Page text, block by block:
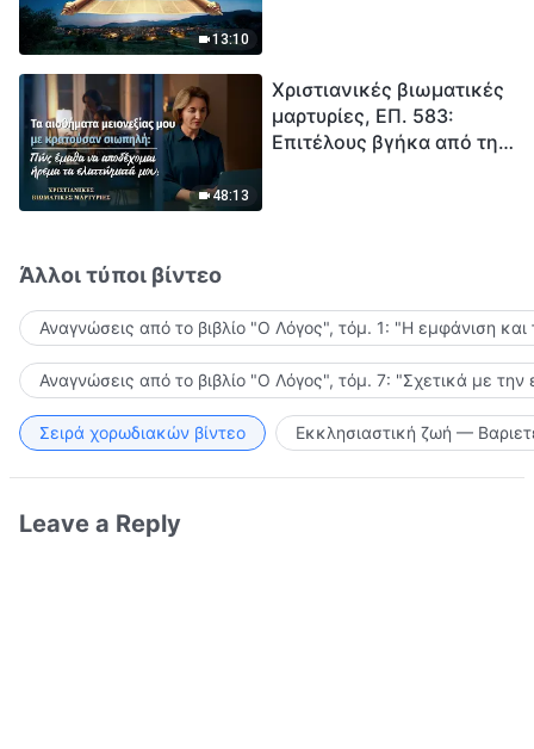
13:10
48:13
Χριστιανικές βιωματικές
μαρτυρίες, ΕΠ. 583:
Επιτέλους βγήκα από τη
Άλλοι τύποι βίντεο
Αναγνώσεις από το βιβλίο "Ο Λόγος", τόμ. 1: "Η εμφάνιση
Αναγνώσεις από το βιβλίο "Ο Λόγος", τόμ. 7: "Σχετικά με την
Σειρά χορωδιακών βίντεο Εκκλησιαστική ζωή —
Leave a Reply